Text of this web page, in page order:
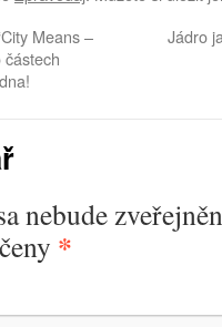
Means –
částech
Jádro
nebude
*